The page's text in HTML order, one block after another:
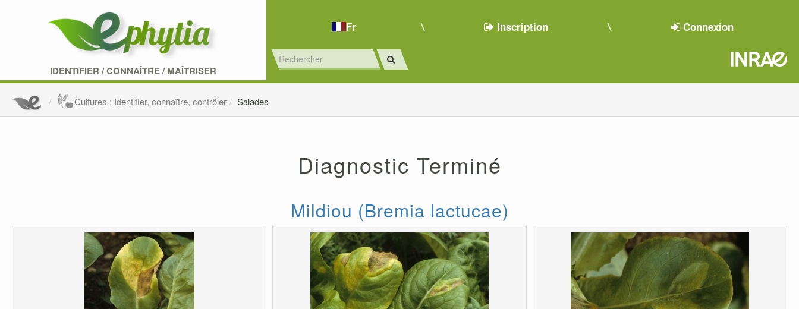
IDENTIFIER /CONNAÎTRE/MAÎTRISER
Fr Inscription Connexion
Cultures : Identifier, connaître, contrôler Salades
Diagnostic Terminé
Mildiou (Bremia lactucae)